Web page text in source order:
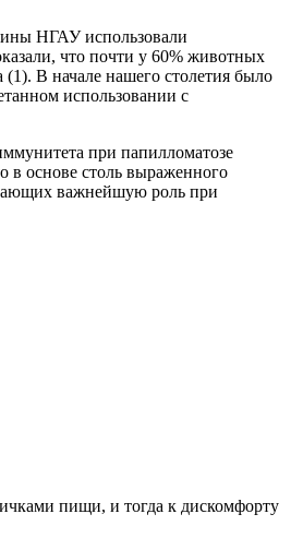
НГАУ использовали
что почти у 60% животных
(1). В начале нашего столетия было
использовании с
при папилломатозе
в основе столь выраженного
важнейшую роль при
пищи, и тогда к дискомфорту